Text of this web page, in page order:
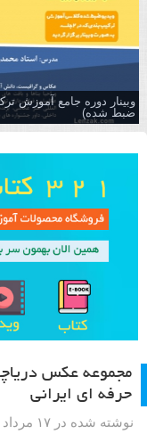
وبینار دوره جامع آموزش
ضبط شده)
مجموعه عکس
حرفه ای ایرانی
نوشته شده در ۱۷ مرداد ۱۳۹۶